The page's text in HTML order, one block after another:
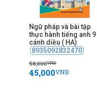
Ngữ pháp và bài tập
thực hành tiếng anh 9
cánh diều ( HA)
8935092832470
58,000VNĐ
45,000VNĐ